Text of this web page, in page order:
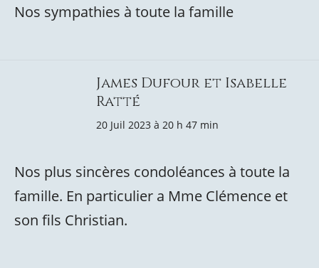
Nos sympathies à toute la famille
James Dufour et Isabelle
Ratté
20 Juil 2023 à 20 h 47 min
Nos plus sincères condoléances à toute la
famille. En particulier a Mme Clémence et
son fils Christian.